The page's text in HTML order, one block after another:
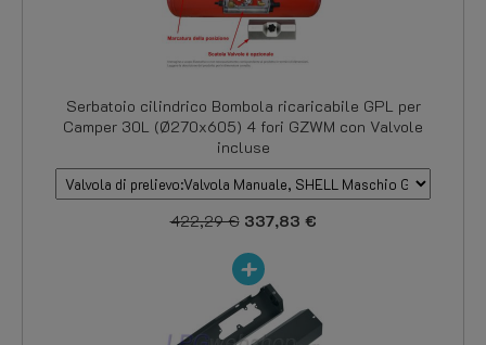
Serbatoio cilindrico Bombola ricaricabile GPL per
Camper 30L (Ø270x605) 4 fori GZWM con Valvole
incluse
422,29 € 337,83 €